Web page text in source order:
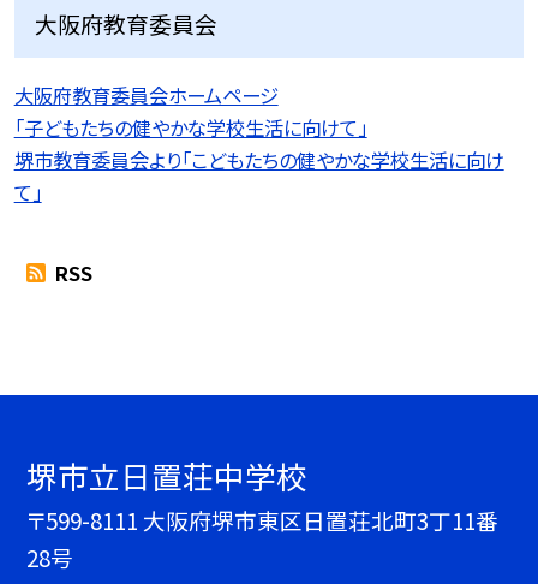
大阪府教育委員会
大阪府教育委員会ホームページ
「子どもたちの健やかな学校生活に向けて」
堺市教育委員会より「こどもたちの健やかな学校生活に向け
て」
RSS
堺市立日置荘中学校
〒599-8111 大阪府堺市東区日置荘北町3丁11番
28号